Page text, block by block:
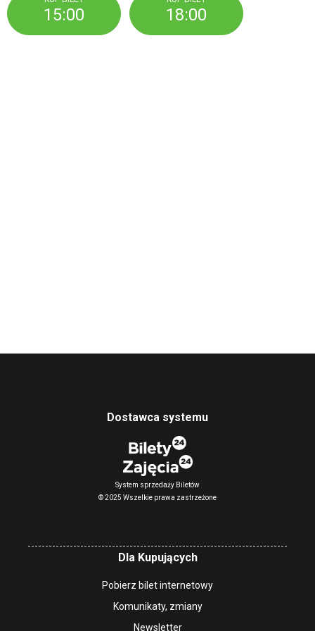
15:00 18:00
Dostawca systemu
System sprzedaży Biletów
© 2025 Wszelkie prawa zastrzeżone
Dla Kupujących
Pobierz bilet internetowy
Komunikaty, zmiany
Newsletter